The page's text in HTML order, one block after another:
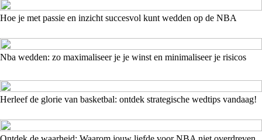
Hoe je met passie en inzicht succesvol kunt wedden op de NBA
Nba wedden: zo maximaliseer je je winst en minimaliseer je risicos
Herleef de glorie van basketbal: ontdek strategische wedtips vandaag!